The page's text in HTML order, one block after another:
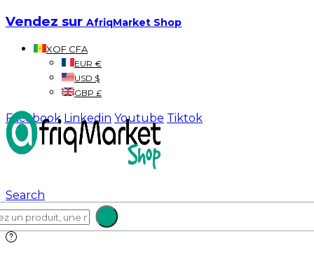
Vendez sur AfriqMarket Shop
XOF CFA
EUR €
USD $
GBP £
Facebook Linkedin Youtube Tiktok
Search